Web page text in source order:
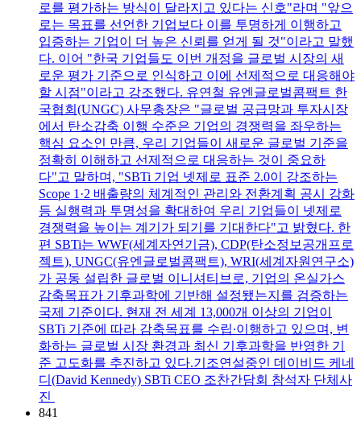
로를 평가하는 방식이 달라지고 있다는 신호"라며 "앞으
로는 목표를 선언한 기업보다 이를 투명하게 이행하고
입증하는 기업이 더 높은 신뢰를 얻게 될 것"이라고 말했
다. 이어 "한국 기업들도 이번 개정을 글로벌 시장의 새
로운 평가 기준으로 인식하고 이에 선제적으로 대응해야
할 시점"이라고 강조했다. 유연철 유엔글로벌콤팩트 한
국협회(UNGC) 사무총장은 "글로벌 공급망과 투자시장
에서 탄소감축 이행 수준은 기업의 경쟁력을 좌우하는
핵심 요소인 만큼, 우리 기업들이 새로운 글로벌 기준을
정확히 이해하고 선제적으로 대응하는 것이 중요하
다"고 말하며, "SBTi 기업 넷제로 표준 2.0이 강조하는
Scope 1·2 배출량의 체계적인 관리와 전환계획 공시 강화
등 실행력과 투명성을 확대하여 우리 기업들이 넷제로
경쟁력을 높이는 계기가 되기를 기대한다"고 밝혔다. 한
편 SBTi는 WWF(세계자연기금), CDP(탄소정보공개프로
젝트), UNGC(유엔글로벌콤팩트), WRI(세계자원연구소)
가 공동 설립한 글로벌 이니셔티브로, 기업의 온실가스
감축목표가 기후과학에 기반해 설정됐는지를 검증하는
국제 기준이다. 현재 전 세계 13,000개 이상의 기업이
SBTi 기준에 따라 감축목표를 수립∙이행하고 있으며, 변
화하는 글로벌 시장 환경과 최신 기후과학을 반영한 기
준 고도화를 추진하고 있다.기조연설중인 데이비드 케네
디(David Kennedy) SBTi CEO 조찬간담회 참석자 단체사
진
841